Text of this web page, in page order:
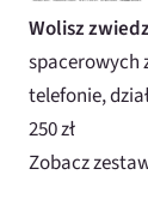
Wolisz
spacerowych
telefonie,
250 zł
Zobacz